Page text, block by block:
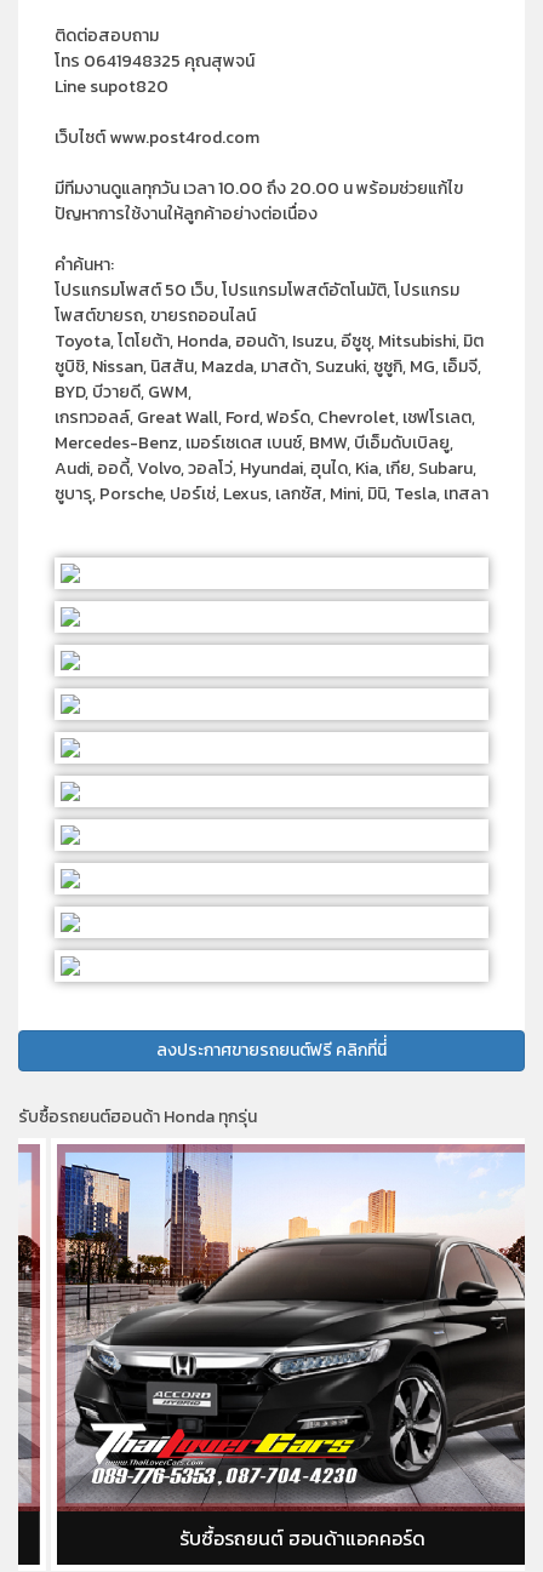
ติดต่อสอบถาม
โทร 0641948325 คุณสุพจน์
Line supot820
เว็บไซต์ www.post4rod.com
มีทีมงานดูแลทุกวัน เวลา 10.00 ถึง 20.00 น พร้อมช่วยแก้ไข
ปัญหาการใช้งานให้ลูกค้าอย่างต่อเนื่อง
คำค้นหา:
โปรแกรมโพสต์ 50 เว็บ, โปรแกรมโพสต์อัตโนมัติ, โปรแกรม
โพสต์ขายรถ, ขายรถออนไลน์
Toyota, โตโยต้า, Honda, ฮอนด้า, Isuzu, อีซูซุ, Mitsubishi, มิต
ซูบิชิ, Nissan, นิสสัน, Mazda, มาสด้า, Suzuki, ซูซูกิ, MG, เอ็มจี,
BYD, บีวายดี, GWM,
เกรทวอลล์, Great Wall, Ford, ฟอร์ด, Chevrolet, เชฟโรเลต,
Mercedes-Benz, เมอร์เซเดส เบนซ์, BMW, บีเอ็มดับเบิลยู,
Audi, ออดี้, Volvo, วอลโว่, Hyundai, ฮุนได, Kia, เกีย, Subaru,
ซูบารุ, Porsche, ปอร์เช่, Lexus, เลกซัส, Mini, มินิ, Tesla, เทสลา
ลงประกาศขายรถยนต์ฟรี คลิกที่นี่่
รับซื้อรถยนต์ฮอนด้า Honda ทุกรุ่น
รับซื้อรถยนต์ ฮอนด้าแอคคอร์ด